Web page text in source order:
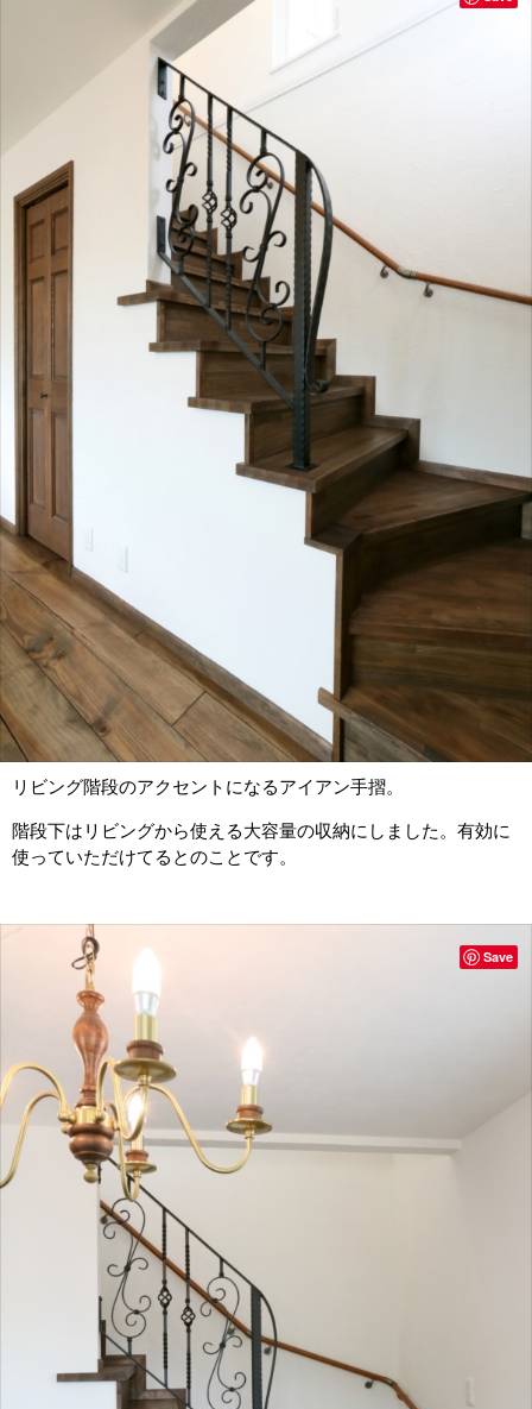
リビング階段のアクセントになるアイアン手摺。
階段下はリビングから使える大容量の収納にしました。有効に
使っていただけてるとのことです。
Save